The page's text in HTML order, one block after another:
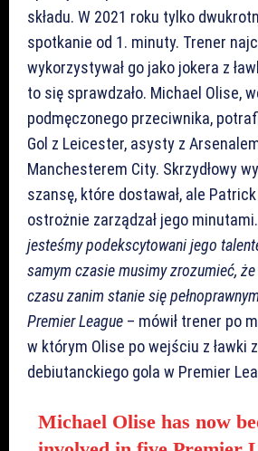
składu. W 2021 roku tylko
spotkanie od 1. minuty. Trener
wykorzystywał go jako jokera z
to się sprawdzało. Michael Olise,
podmęczonego przeciwnika,
Gol z Leicester, asysty z
Manchesterem City. Skrzydłowy
szansę, które dostawał, ale
ostrożnie zarządzał jego
jesteśmy podekscytowani jego
samym czasie musimy zrozumieć,
czasu zanim stanie się
Premier League – mówił trener po
w którym Olise po wejściu z ławki
debiutanckiego gola w Premier
Michael Olise has now